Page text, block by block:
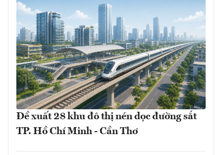
Đề xuất 28 khu đô thị nén dọc đường sắt
TP. Hồ Chí Minh - Cần Thơ